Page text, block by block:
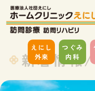
えにし
外来
つぐみ
内科
新着情報